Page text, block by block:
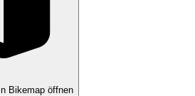
In Bikemap öffnen